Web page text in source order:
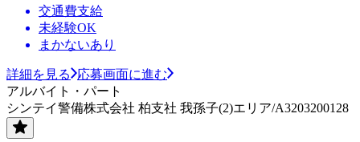
交通費支給
未経験OK
まかないあり
詳細を見る
応募画面に進む
アルバイト・パート
シンテイ警備株式会社 柏支社 我孫子(2)エリア/A3203200128